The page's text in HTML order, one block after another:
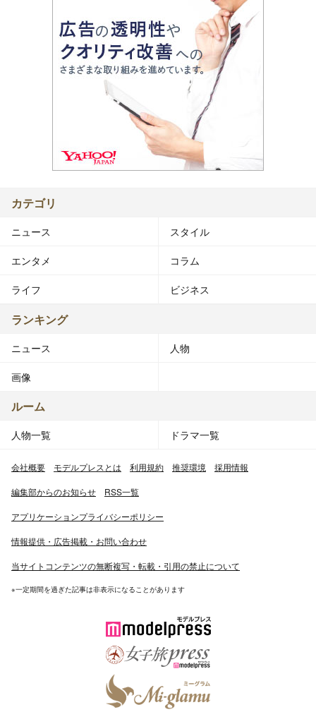
カテゴリ
ニュース スタイル
エンタメ コラム
ライフ ビジネス
ランキング
ニュース 人物
画像
ルーム
人物一覧 ドラマ一覧
会社概要 モデルプレスとは 利用規約 推奨環境 採用情報
編集部からのお知らせ RSS一覧
アプリケーションプライバシーポリシー
情報提供・広告掲載・お問い合わせ
当サイトコンテンツの無断複写・転載・引用の禁止について
※一定期間を過ぎた記事は非表示になることがあります